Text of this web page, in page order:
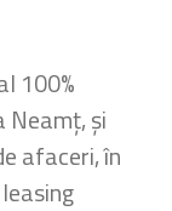
100%
Neamț, și
afaceri, în